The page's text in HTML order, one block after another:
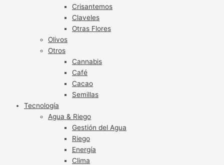
Crisantemos
Claveles
Otras Flores
Olivos
Otros
Cannabis
Café
Cacao
Semillas
Tecnología
Agua & Riego
Gestión del Agua
Riego
Energía
Clima